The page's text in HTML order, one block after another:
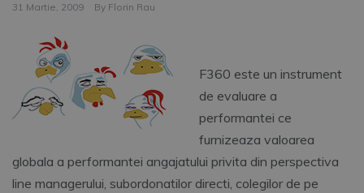
31 Martie, 2009 By Florin Rau
F360 este un instrument
de evaluare a
performantei ce
furnizeaza valoarea
globala a performantei angajatului privita din perspectiva
line managerului, subordonatilor directi, colegilor de pe